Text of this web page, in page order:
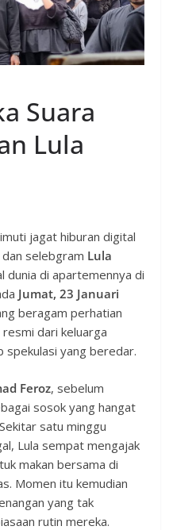
Suara
Lula
jagat hiburan digital
selebgram Lula
dunia di apartemennya di
Jumat, 23 Januari
beragam perhatian
dari keluarga
spekulasi yang beredar.
Feroz, sebelum
sosok yang hangat
satu minggu
Lula sempat mengajak
makan bersama di
Momen itu kemudian
yang tak
rutin mereka.